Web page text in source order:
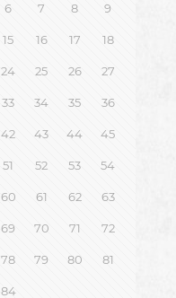
6 7 8 9
15 16 17 18
24 25 26 27
33 34 35 36
42 43 44 45
51 52 53 54
60 61 62 63
69 70 71 72
78 79 80 81
84